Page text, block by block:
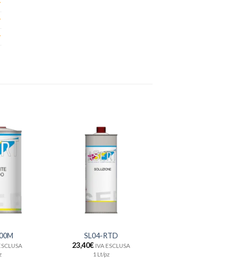
Aggiungi
SL04-RTD
23,40€ IVA ESCLUSA
1 Lt/pz